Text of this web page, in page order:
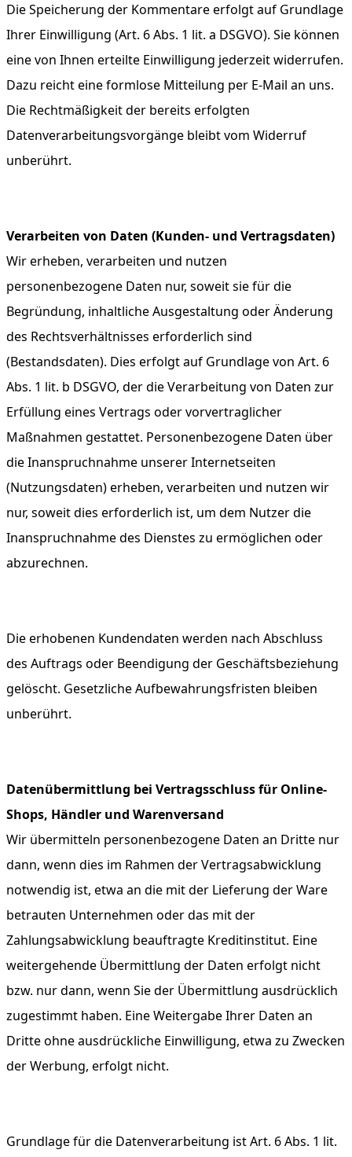
Die Speicherung der Kommentare erfolgt auf Grundlage
Ihrer Einwilligung (Art. 6 Abs. 1 lit. a DSGVO). Sie können
eine von Ihnen erteilte Einwilligung jederzeit widerrufen.
Dazu reicht eine formlose Mitteilung per E-Mail an uns.
Die Rechtmäßigkeit der bereits erfolgten
Datenverarbeitungsvorgänge bleibt vom Widerruf
unberührt.
Verarbeiten von Daten (Kunden- und Vertragsdaten)
Wir erheben, verarbeiten und nutzen
personenbezogene Daten nur, soweit sie für die
Begründung, inhaltliche Ausgestaltung oder Änderung
des Rechtsverhältnisses erforderlich sind
(Bestandsdaten). Dies erfolgt auf Grundlage von Art. 6
Abs. 1 lit. b DSGVO, der die Verarbeitung von Daten zur
Erfüllung eines Vertrags oder vorvertraglicher
Maßnahmen gestattet. Personenbezogene Daten über
die Inanspruchnahme unserer Internetseiten
(Nutzungsdaten) erheben, verarbeiten und nutzen wir
nur, soweit dies erforderlich ist, um dem Nutzer die
Inanspruchnahme des Dienstes zu ermöglichen oder
abzurechnen.
Die erhobenen Kundendaten werden nach Abschluss
des Auftrags oder Beendigung der Geschäftsbeziehung
gelöscht. Gesetzliche Aufbewahrungsfristen bleiben
unberührt.
Datenübermittlung bei Vertragsschluss für Online-
Shops, Händler und Warenversand
Wir übermitteln personenbezogene Daten an Dritte nur
dann, wenn dies im Rahmen der Vertragsabwicklung
notwendig ist, etwa an die mit der Lieferung der Ware
betrauten Unternehmen oder das mit der
Zahlungsabwicklung beauftragte Kreditinstitut. Eine
weitergehende Übermittlung der Daten erfolgt nicht
bzw. nur dann, wenn Sie der Übermittlung ausdrücklich
zugestimmt haben. Eine Weitergabe Ihrer Daten an
Dritte ohne ausdrückliche Einwilligung, etwa zu Zwecken
der Werbung, erfolgt nicht.
Grundlage für die Datenverarbeitung ist Art. 6 Abs. 1 lit.